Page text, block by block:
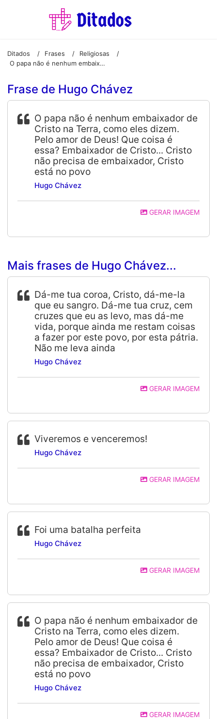
Ditados / Frases / Religiosas
/
O papa não é nenhum embaixador de Cristo na Terra, como eles dizem. Pelo amor de Deus! Que coisa é essa? Embaixador de Cristo… Cristo não precisa de embaixador, Cristo está no povo
Frase de Hugo Chávez
O papa não é nenhum embaixador de
Cristo na Terra, como eles dizem.
Pelo amor de Deus! Que coisa é
essa? Embaixador de Cristo... Cristo
não precisa de embaixador, Cristo
está no povo
Hugo Chávez
GERAR IMAGEM
Mais frases de Hugo Chávez...
Dá-me tua coroa, Cristo, dá-me-la
que eu sangro. Dá-me tua cruz, cem
cruzes que eu as levo, mas dá-me
vida, porque ainda me restam coisas
a fazer por este povo, por esta pátria.
Não me leva ainda
Hugo Chávez
GERAR IMAGEM
Viveremos e venceremos!
Hugo Chávez
GERAR IMAGEM
Foi uma batalha perfeita
Hugo Chávez
GERAR IMAGEM
O papa não é nenhum embaixador de
Cristo na Terra, como eles dizem.
Pelo amor de Deus! Que coisa é
essa? Embaixador de Cristo... Cristo
não precisa de embaixador, Cristo
está no povo
Hugo Chávez
GERAR IMAGEM